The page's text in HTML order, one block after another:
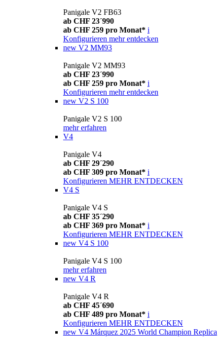
Panigale V2 FB63
ab CHF 23´990
ab CHF 259 pro Monat* i
Konfigurieren mehr entdecken
new V2 MM93
Panigale V2 MM93
ab CHF 23´990
ab CHF 259 pro Monat* i
Konfigurieren mehr entdecken
new V2 S 100
Panigale V2 S 100
mehr erfahren
V4
Panigale V4
ab CHF 29´290
ab CHF 309 pro Monat* i
Konfigurieren MEHR ENTDECKEN
V4 S
Panigale V4 S
ab CHF 35´290
ab CHF 369 pro Monat* i
Konfigurieren MEHR ENTDECKEN
new V4 S 100
Panigale V4 S 100
mehr erfahren
new V4 R
Panigale V4 R
ab CHF 45´690
ab CHF 489 pro Monat* i
Konfigurieren MEHR ENTDECKEN
new V4 Márquez 2025 World Champion Replica